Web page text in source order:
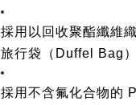
採用以回收聚酯纖維
旅行袋（Duffel Bag）
採用不含氟化合物的